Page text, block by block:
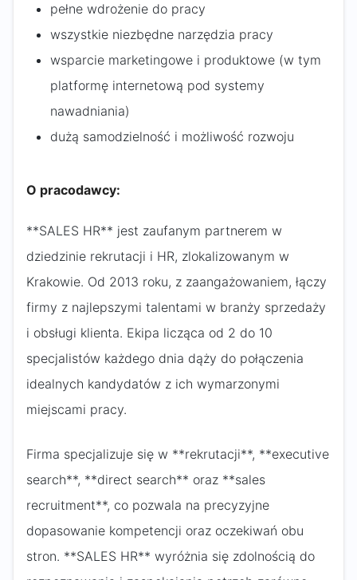
pełne wdrożenie do pracy
wszystkie niezbędne narzędzia pracy
wsparcie marketingowe i produktowe (w tym
platformę internetową pod systemy
nawadniania)
dużą samodzielność i możliwość rozwoju
O pracodawcy:
**SALES HR** jest zaufanym partnerem w
dziedzinie rekrutacji i HR, zlokalizowanym w
Krakowie. Od 2013 roku, z zaangażowaniem, łączy
firmy z najlepszymi talentami w branży sprzedaży
i obsługi klienta. Ekipa licząca od 2 do 10
specjalistów każdego dnia dąży do połączenia
idealnych kandydatów z ich wymarzonymi
miejscami pracy.
Firma specjalizuje się w **rekrutacji**, **executive
search**, **direct search** oraz **sales
recruitment**, co pozwala na precyzyjne
dopasowanie kompetencji oraz oczekiwań obu
stron. **SALES HR** wyróżnia się zdolnością do